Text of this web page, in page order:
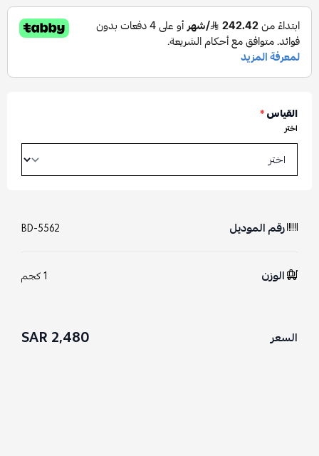
القياس*
اختر
رقم الموديل BD-5562
الوزن 1 كجم
السعر 2,480 SAR